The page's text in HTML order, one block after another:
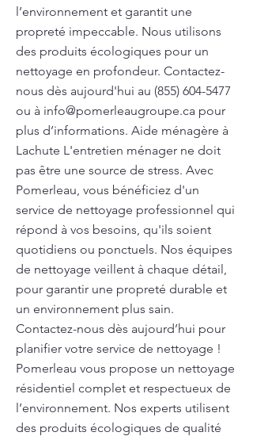
l’environnement et garantit une
propreté impeccable. Nous utilisons
des produits écologiques pour un
nettoyage en profondeur. Contactez-
nous dès aujourd'hui au (855) 604-5477
ou à info@pomerleaugroupe.ca pour
plus d’informations. Aide ménagère à
Lachute L'entretien ménager ne doit
pas être une source de stress. Avec
Pomerleau, vous bénéficiez d'un
service de nettoyage professionnel qui
répond à vos besoins, qu'ils soient
quotidiens ou ponctuels. Nos équipes
de nettoyage veillent à chaque détail,
pour garantir une propreté durable et
un environnement plus sain.
Contactez-nous dès aujourd’hui pour
planifier votre service de nettoyage !
Pomerleau vous propose un nettoyage
résidentiel complet et respectueux de
l’environnement. Nos experts utilisent
des produits écologiques de qualité